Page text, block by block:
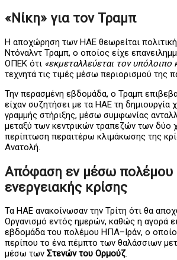
«Νίκη» για τον Τραμπ
Η αποχώρηση των ΗΑΕ θεωρείται πολιτική
Ντόναλντ Τραμπ, ο οποίος είχε
ΟΠΕΚ ότι «εκμεταλλεύεται τον υπόλοιπο
τεχνητά τις τιμές μέσω περιορισμού της
Την περασμένη εβδομάδα, ο Τραμπ
είχαν συζητήσει με τα ΗΑΕ τη δημιουργία
γραμμής στήριξης, μέσω συμφωνίας
μεταξύ των κεντρικών τραπεζών των δύο
περίπτωση περαιτέρω κλιμάκωσης της
Ανατολή.
Απόφαση εν μέσω πολέμου
ενεργειακής κρίσης
Τα ΗΑΕ ανακοίνωσαν την Τρίτη ότι θα
Οργανισμό εντός ημερών, καθώς η αγορά
εβδομάδα του πολέμου ΗΠΑ–Ιράν, ο
περίπου το ένα πέμπτο των θαλάσσιων
μέσω των Στενών του Ορμούζ.